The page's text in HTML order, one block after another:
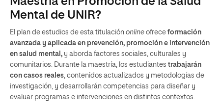
Mental de UNIR?
El plan de estudios de esta titulación online ofrece formación
avanzada y aplicada en prevención, promoción e intervención
en salud mental, y aborda factores sociales, culturales y
comunitarios. Durante la maestría, los estudiantes trabajarán
con casos reales, contenidos actualizados y metodologías de
investigación, y desarrollarán competencias para diseñar y
evaluar programas e intervenciones en distintos contextos.